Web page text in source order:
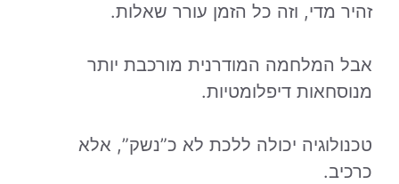
זהיר מדי, וזה כל הזמן עורר שאלות.
אבל המלחמה המודרנית מורכבת יותר
מנוסחאות דיפלומטיות.
טכנולוגיה יכולה ללכת לא כ”נשק”, אלא
כרכיב.